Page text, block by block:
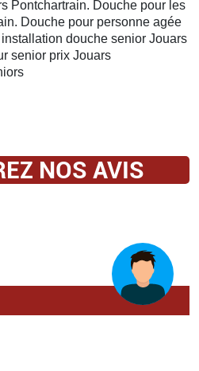
Pontchartrain. Douche pour les
Douche pour personne agée
douche senior Jouars
senior prix Jouars
NOS AVIS